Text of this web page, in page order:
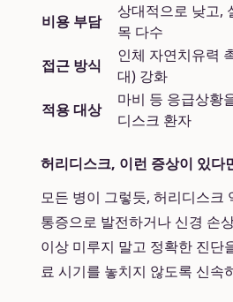
비용 부담
상대적으로 낮고,
목 다수
접근 방식
인체 자연치유력
대) 강화
적용 대상
마비 등 응급상황
디스크 환자
허리디스크, 이런 증상이 있다
모든 병이 그렇듯, 허리디스크
통증으로 발전하거나 신경 손
이상 미루지 말고 정확한 진단
료 시기를 놓치지 않도록 신속